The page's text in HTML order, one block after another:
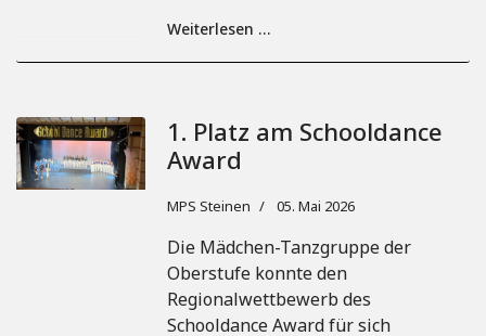
Weiterlesen …
1. Platz am Schooldance
Award
MPS Steinen 05. Mai 2026
Die Mädchen-Tanzgruppe der
Oberstufe konnte den
Regionalwettbewerb des
Schooldance Award für sich